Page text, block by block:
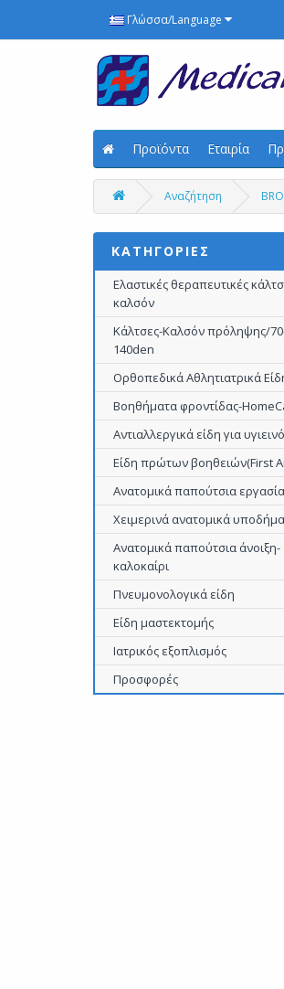
Γλώσσα/Language
Προϊόντα Εταιρία
Αναζήτηση
ΚΑΤΗΓΟΡΙΕΣ
Ελαστικές θεραπευτικές
καλσόν
Κάλτσες-Καλσόν πρόληψης/
140den
Ορθοπεδικά Αθλητιατρικά
Βοηθήματα φροντίδας-
Αντιαλλεργικά είδη για
Είδη πρώτων βοηθειών(First
Ανατομικά παπούτσια
Χειμερινά ανατομικά
Ανατομικά παπούτσια άνοιξη-
καλοκαίρι
Πνευμονολογικά είδη
Είδη μαστεκτομής
Ιατρικός εξοπλισμός
Προσφορές